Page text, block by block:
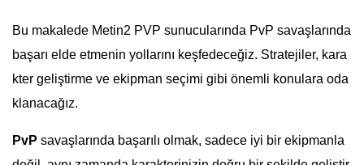
Bu makalede Metin2 PVP sunucularında PvP savaşlarında
başarı elde etmenin yollarını keşfedeceğiz. Stratejiler, kara
kter geliştirme ve ekipman seçimi gibi önemli konulara oda
klanacağız.
PvP savaşlarında başarılı olmak, sadece iyi bir ekipmanla